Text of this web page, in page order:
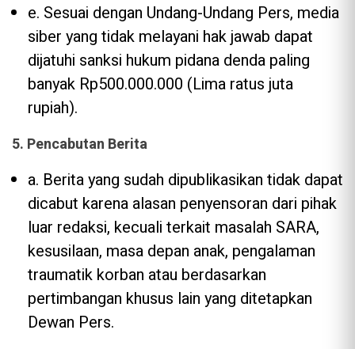
e. Sesuai dengan Undang-Undang Pers, media
siber yang tidak melayani hak jawab dapat
dijatuhi sanksi hukum pidana denda paling
banyak Rp500.000.000 (Lima ratus juta
rupiah).
5. Pencabutan Berita
a. Berita yang sudah dipublikasikan tidak dapat
dicabut karena alasan penyensoran dari pihak
luar redaksi, kecuali terkait masalah SARA,
kesusilaan, masa depan anak, pengalaman
traumatik korban atau berdasarkan
pertimbangan khusus lain yang ditetapkan
Dewan Pers.